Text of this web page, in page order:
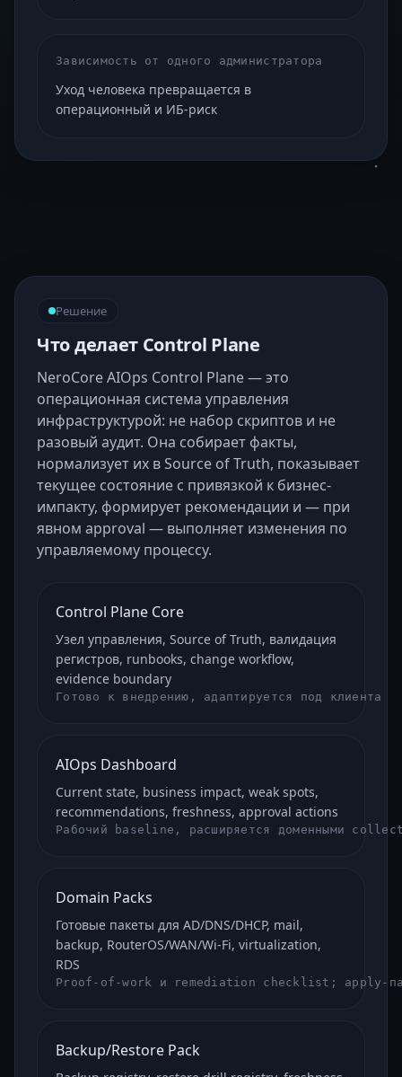
Зависимость от одного администратора
Уход человека превращается в
операционный и ИБ-риск
Решение
Что делает Control Plane
NeroCore AIOps Control Plane — это
операционная система управления
инфраструктурой: не набор скриптов и не
разовый аудит. Она собирает факты,
нормализует их в Source of Truth, показывает
текущее состояние с привязкой к бизнес-
импакту, формирует рекомендации и — при
явном approval — выполняет изменения по
управляемому процессу.
Control Plane Core
Узел управления, Source of Truth, валидация
регистров, runbooks, change workflow,
evidence boundary
Готово к внедрению, адаптируется под клиента
AIOps Dashboard
Current state, business impact, weak spots,
recommendations, freshness, approval actions
Рабочий baseline, расширяется доменными
Domain Packs
Готовые пакеты для AD/DNS/DHCP, mail,
backup, RouterOS/WAN/Wi-Fi, virtualization,
RDS
Proof-of-work и remediation checklist; apply-
Backup/Restore Pack